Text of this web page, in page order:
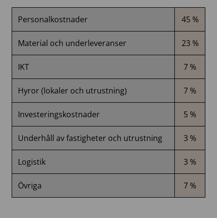
Personalkostnader 45 %
Material och underleveranser 23 %
IKT 7 %
Hyror (lokaler och utrustning) 7 %
Investeringskostnader 5 %
Underhåll av fastigheter och utrustning 3 %
Logistik 3 %
Övriga 7 %